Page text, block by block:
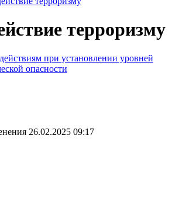
терроризму
при установлении уровней
опасности
26.02.2025 09:17